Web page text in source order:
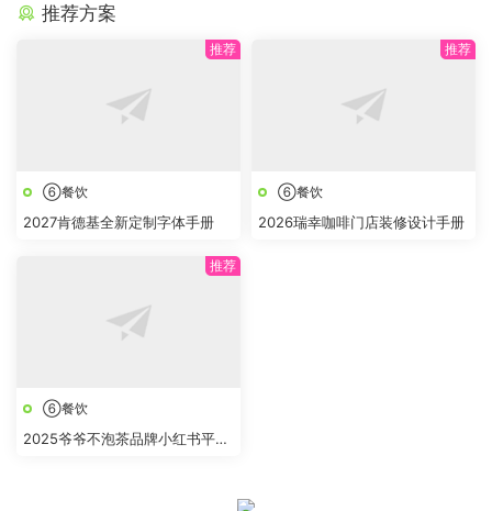
推荐方案
⑥餐饮
2027肯德基全新定制字体手册
⑥餐饮
2026瑞幸咖啡门店装修设计手册
⑥餐饮
2025爷爷不泡茶品牌小红书平台